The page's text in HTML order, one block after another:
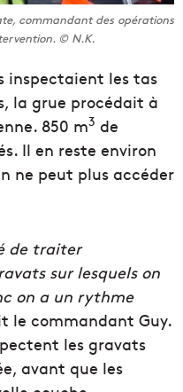
commandant des opérations
© N.K.
inspectaient les tas
la grue procédait à
850 m3 de
Il en reste environ
ne peut plus accéder
de traiter
sur lesquels on
on a un rythme
le commandant Guy.
les gravats
avant que les